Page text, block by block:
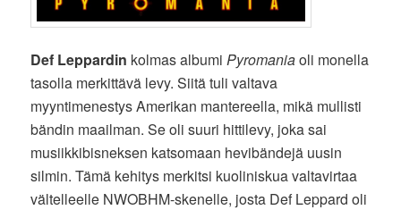
Def Leppardin kolmas albumi Pyromaniaoli monella
tasolla merkittävä levy. Siitä tuli valtava
myyntimenestys Amerikan mantereella, mikä mullisti
bändin maailman. Se oli suuri hittilevy, joka sai
musiikkibisneksen katsomaan hevibändejä uusin
silmin. Tämä kehitys merkitsi kuoliniskua valtavirtaa
vältelleelle NWOBHM-skenelle, josta Def Leppard oli